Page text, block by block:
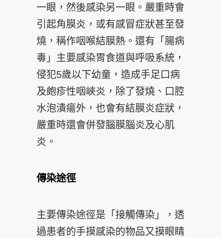
一眼，然後感染另一眼。嚴重時會
引起角膜炎，或有感冒症狀甚至發
燒，稱作咽喉結膜熱。還有「腸病
毒」主要感染胃食道與呼吸系統，
侵犯5歲以下幼童，造成手足口病
及皰疹性咽峽炎，除了發燒、口腔
水泡潰瘍外，也會有結膜炎症狀，
嚴重時還會併發腦膜腦炎及心肌
炎。
傳染途徑
主要傳染途徑是「接觸傳染」，透
過患者的手摸感染的物品又摸眼睛